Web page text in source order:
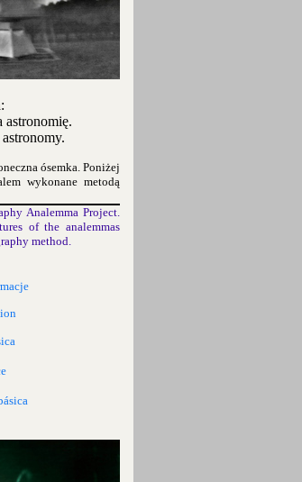
astronomię.
ósemka. Poniżej
wykonane metodą
Analemma Project.
of the analemmas
method.